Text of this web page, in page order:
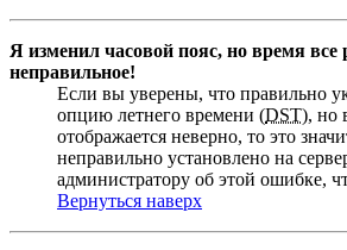
Я изменил часовой пояс, но время все
неправильное!
Если вы уверены, что правильно
опцию летнего времени (DST), но
отображается неверно, то это
неправильно установлено на
администратору об этой ошибке,
Вернуться наверх